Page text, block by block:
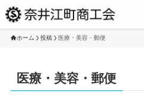
ホーム 投稿 医療・美容・郵便
医療・美容・郵便